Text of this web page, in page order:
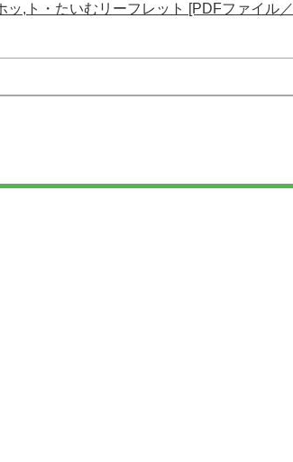
ッ,ト・たいむリーフレット [PDFファイル／